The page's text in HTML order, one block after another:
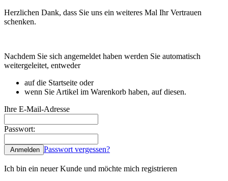
Herzlichen Dank, dass Sie uns ein weiteres Mal Ihr Vertrauen
schenken.
Nachdem Sie sich angemeldet haben werden Sie automatisch
weitergeleitet, entweder
auf die Startseite oder
wenn Sie Artikel im Warenkorb haben, auf diesen.
Ihre E-Mail-Adresse
Passwort:
Anmelden Passwort vergessen?
Ich bin ein neuer Kunde und möchte mich registrieren